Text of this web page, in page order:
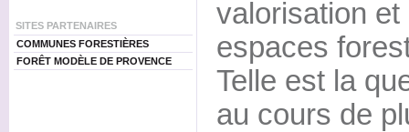
SITES PARTENAIRES
COMMUNES FORESTIÈRES
FORÊT MODÈLE DE PROVENCE
valorisation
espaces
Telle est la
au cours de